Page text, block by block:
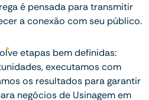
é pensada para transmitir
a conexão com seu público.
etapas bem definidas:
executamos com
os resultados para garantir
negócios de Usinagem em